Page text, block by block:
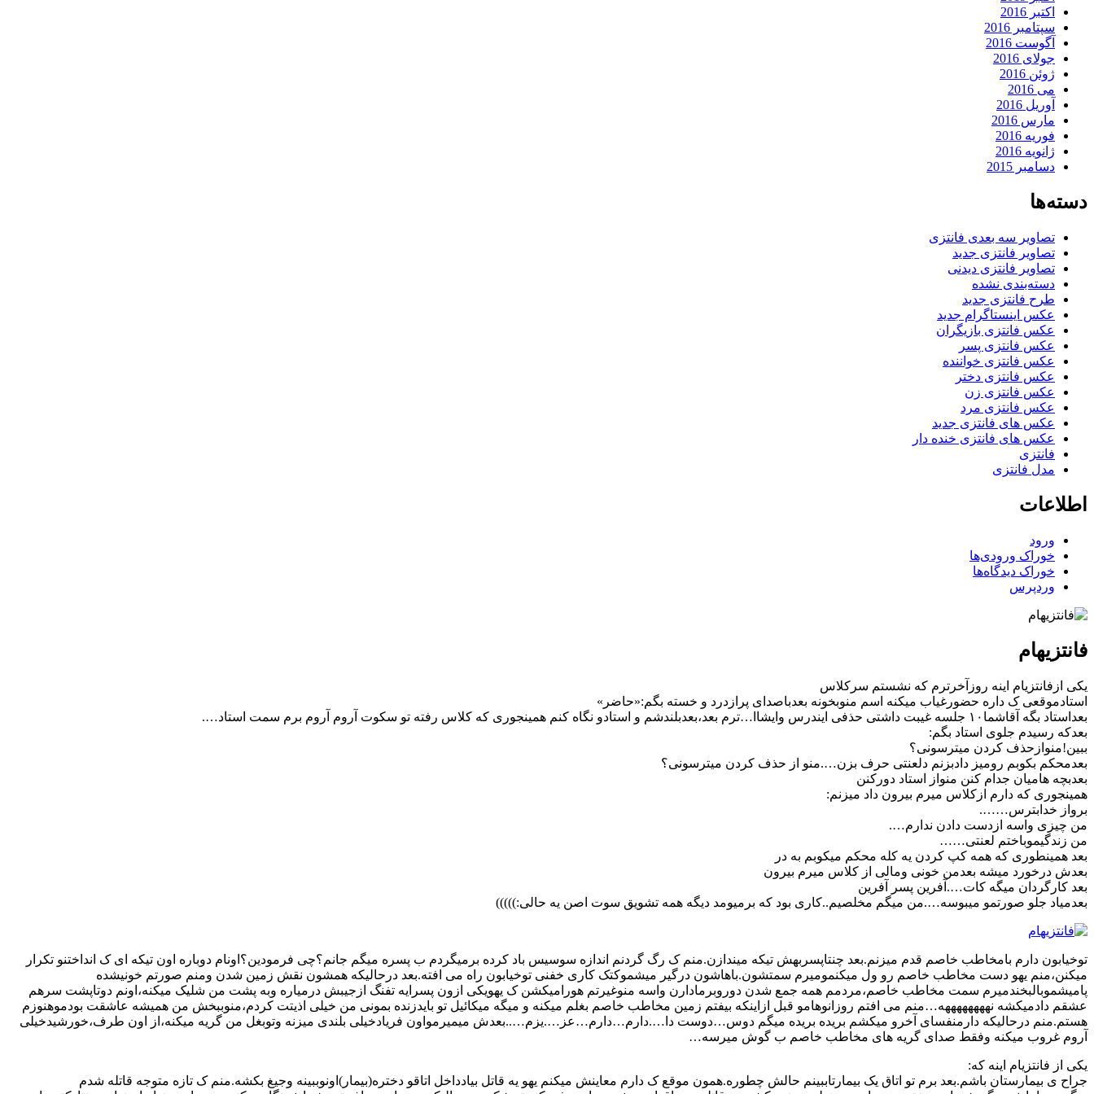
اکتبر 2016
سپتامبر 2016
آگوست 2016
جولای 2016
ژوئن 2016
می 2016
آوریل 2016
مارس 2016
فوریه 2016
ژانویه 2016
دسامبر 2015
دسته‌ها
تصاویر سه بعدی فانتزی
تصاویر فانتزی جدید
تصاویر فانتزی دیدنی
دسته‌بندی نشده
طرح فانتزی جدید
عکس اینستاگرام جدید
عکس فانتزی بازیگران
عکس فانتزی پسر
عکس فانتزی خواننده
عکس فانتزی دختر
عکس فانتزی زن
عکس فانتزی مرد
عکس های فانتزی جدید
عکس های فانتزی خنده دار
فانتزی
مدل فانتزی
اطلاعات
ورود
خوراک ورودی‌ها
خوراک دیدگاه‌ها
وردپرس
فانتزیهام
یکی ازفانتزیام اینه روزآخرترم که نشستم سرکلاس
استادموقعی ک داره حضورغیاب میکنه اسم منوبخونه بعدباصدای پرازدرد و خسته بگم:«حاضر»
بعداستاد بگه آقاشما۱۰ جلسه غیبت داشتی حذفی ایندرس وایشاا…ترم بعد،بعدبلندشم و استادو نگاه کنم همینجوری که کلاس رفته تو سکوت آروم آروم برم سمت استاد….
بعدکه رسیدم جلوی استاد بگم:
ببین!منوازحذف کردن میترسونی؟
بعدمحکم بکوبم رومیز دادبزنم دلعنتی حرف بزن….منو از حذف کردن میترسونی؟
بعدبچه هامیان جدام کنن منواز استاد دورکنن
همینجوری که دارم ازکلاس میرم بیرون داد میزنم:
برواز خدابترس…….
من چیزی واسه ازدست دادن ندارم….
من زندگیموباختم لعنتی……
بعد همینطوری که همه کپ کردن یه کله محکم میکوبم به در
بعدش درخورد میشه بعدمن خونی ومالی از کلاس میرم بیرون
بعد کارگردان میگه کات….آفرین پسر آفرین
بعدمیاد جلو صورتمو میبوسه….من میگم مخلصیم..کاری بود که برمیومد دیگه همه تشویق سوت اصن یه حالی:)))))
توخیابون دارم بامخاطب خاصم قدم میزنم.بعد چنتاپسربهش تیکه میندازن.منم ک رگ گردنم اندازه سوسیس باد کرده برمیگردم ب پسره میگم جانم؟چی فرمودین؟اونام دوباره اون تیکه ای ک انداختنو تکرار
میکنن،منم یهو دست مخاطب خاصم رو ول میکنمومیرم سمتشون.باهاشون درگیر میشموکتک کاری خفنی توخیابون راه می افته.بعد درحالیکه همشون نقش زمین شدن ومنم صورتم خونیشده
پامیشموبالبخندمیرم سمت مخاطب خاصم،مردمم همه جمع شدن دوروبرمادارن واسه منوغیرتم هورامیکشن ک یهویکی ازون پسرایه تفنگ ازجیبش درمیاره وبه پشت من شلیک میکنه،اونم دوتاپشت سرهم
عشقم دادمیکشه نههههههههه…منم می افتم روزانوهامو قبل ازاینکه بیفتم زمین مخاطب خاصم بغلم میکنه و میگه میکائیل تو بایدزنده بمونی من خیلی اذیتت کردم،منوببخش من همیشه عاشقت بودموهنوزم
هستم.منم درحالیکه دارمنفسای آخرو میکشم بریده بریده میگم دوس…دوست دا….دارم…دارم…عز….یزم…..بعدش میمیرمواون فریادخیلی بلندی میزنه وتوبغل من گریه میکنه،از اون طرف،خورشیدخیلی
آروم غروب میکنه وفقط صدای گریه های مخاطب خاصم ب گوش میرسه…
یکی از فانتزیام اینه که:
جراح ی بیمارستان باشم.بعد برم تو اتاق یک بیمارتاببینم حالش چطوره.همون موقع ک دارم معاینش میکنم یهو یه قاتل بیادداخل اتاقو دختره(بیمار)اونوببینه وجیغ بکشه.منم ک تازه متوجه قاتله شدم